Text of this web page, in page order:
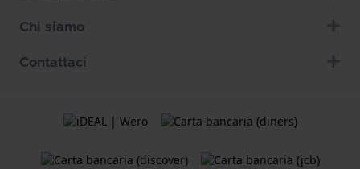
Chi siamo
Contattaci